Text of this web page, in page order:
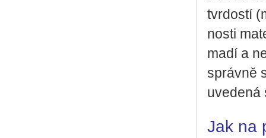
tvr­dos­tí
nos­ti
ma­dí a
správ­ně
uve­de­ná
Jak na